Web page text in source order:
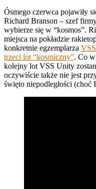
Ósmego czerwca pojawiły
Richard Branson – szef
wybierze się w “kosmos”.
miejsca na pokładzie
konkretnie egzemplarza
trzeci lot “kosmiczny”. Co
kolejny lot VSS Unity
oczywiście także nie jest
święto niepodległości (choć